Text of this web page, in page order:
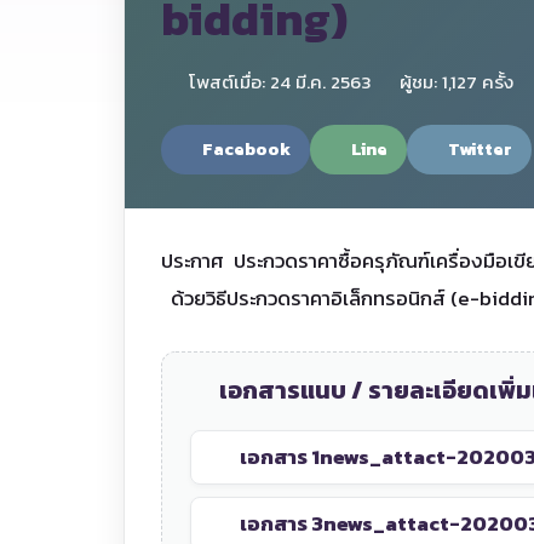
bidding)
โพสต์เมื่อ: 24 มี.ค. 2563 ผู้ชม: 1,127 ครั้ง
Facebook Line Twitter
ประกาศ ประกวดราคาซื้อครุภัณฑ์เครื่องมือ
ด้วยวิธีประกวดราคาอิเล็กทรอนิกส์ (e-
เอกสารแนบ / รายละเอียดเพิ่
เอกสาร 1news_attact-
เอกสาร 3news_attact-